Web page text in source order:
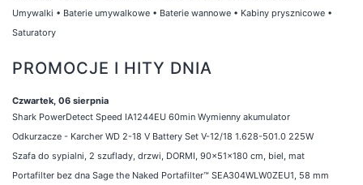
Umywalki • Baterie umywalkowe • Baterie wannowe • Kabiny prysznicowe •
Saturatory
PROMOCJE I HITY DNIA
Czwartek, 06 sierpnia
Shark PowerDetect Speed IA1244EU 60min Wymienny akumulator
Odkurzacze - Karcher WD 2-18 V Battery Set V-12/18 1.628-501.0 225W
Szafa do sypialni, 2 szuflady, drzwi, DORMI, 90x51x180 cm, biel, mat
Portafilter bez dna Sage the Naked Portafilter™ SEA304WLW0ZEU1, 58 mm